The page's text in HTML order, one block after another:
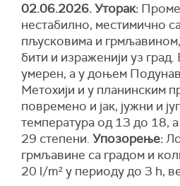
02.06.2026. Уторак:
нестабилно, местимично
пљусковима и
бити и израженији уз град.
умерен, а у доњем
Метохији и у планинским
повремено и јак, јужни и
температура од 13 до 18,
29 степени. Упозорење:
грмљавинe са градом и
20 l/m² у периоду до 3 h,